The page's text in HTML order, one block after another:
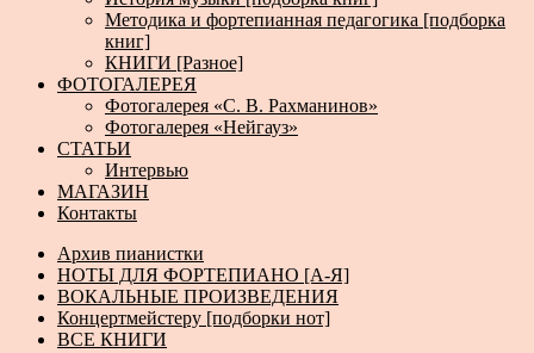
Методика и фортепианная педагогика [подборка
книг]
КНИГИ [Разное]
ФОТОГАЛЕРЕЯ
Фотогалерея «С. В. Рахманинов»
Фотогалерея «Нейгауз»
СТАТЬИ
Интервью
МАГАЗИН
Контакты
Архив пианистки
НОТЫ ДЛЯ ФОРТЕПИАНО [А-Я]
ВОКАЛЬНЫЕ ПРОИЗВЕДЕНИЯ
Концертмейстеру [подборки нот]
ВСЕ КНИГИ